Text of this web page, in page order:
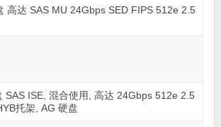
高达 SAS MU 24Gbps SED FIPS 512e 2.5
SAS ISE, 混合使用, 高达 24Gbps 512e 2.5
托架, AG 硬盘